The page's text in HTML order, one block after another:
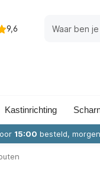
Kastinrichting
15:00 besteld,